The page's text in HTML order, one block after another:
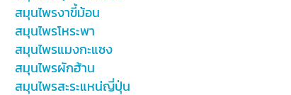
สมุนไพรงาขี้ม้อน
สมุนไพรโหระพา
สมุนไพรแมงกะแซง
สมุนไพรผักฮ้าน
สมุนไพรสะระแหน่ญี่ปุ่น